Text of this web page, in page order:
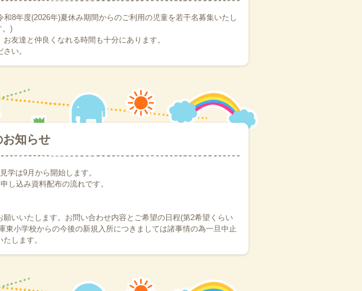
されば幸いです。よろしくお願いします
12時に送迎車でお迎えに行きます。学童をお休みされる場合な
う、よろしくお願いします。
る場合は9時まで自宅待機となります。9時までに解除なく各学校
所します。それ以外で学校登校後、警報が出され下校時間が変更
お迎え方法はGAKUDOUシステムから配信いたします。)注. 上記
になった場合、バンブルビーは9時から開所しています。
。お問い合わせフォームからご連絡ください。
とさせていただいております。再開の場合は随時お知らせいたし
始まっています。その中でお聞きしたご質問など本サイト上よく
い。
8年度(2026年)夏休み期間からのご利用の児童を若干名募集いたし
。)
友達と仲良くなれる時間も十分にあります。
い。
知らせ
学は9月から開始します。
し込み資料配布の流れです。
いいたします。お問い合わせ内容とご希望の日程(第2希望くらい
小学校からの今後の新規入所につきましては諸事情の為一旦中止
します。